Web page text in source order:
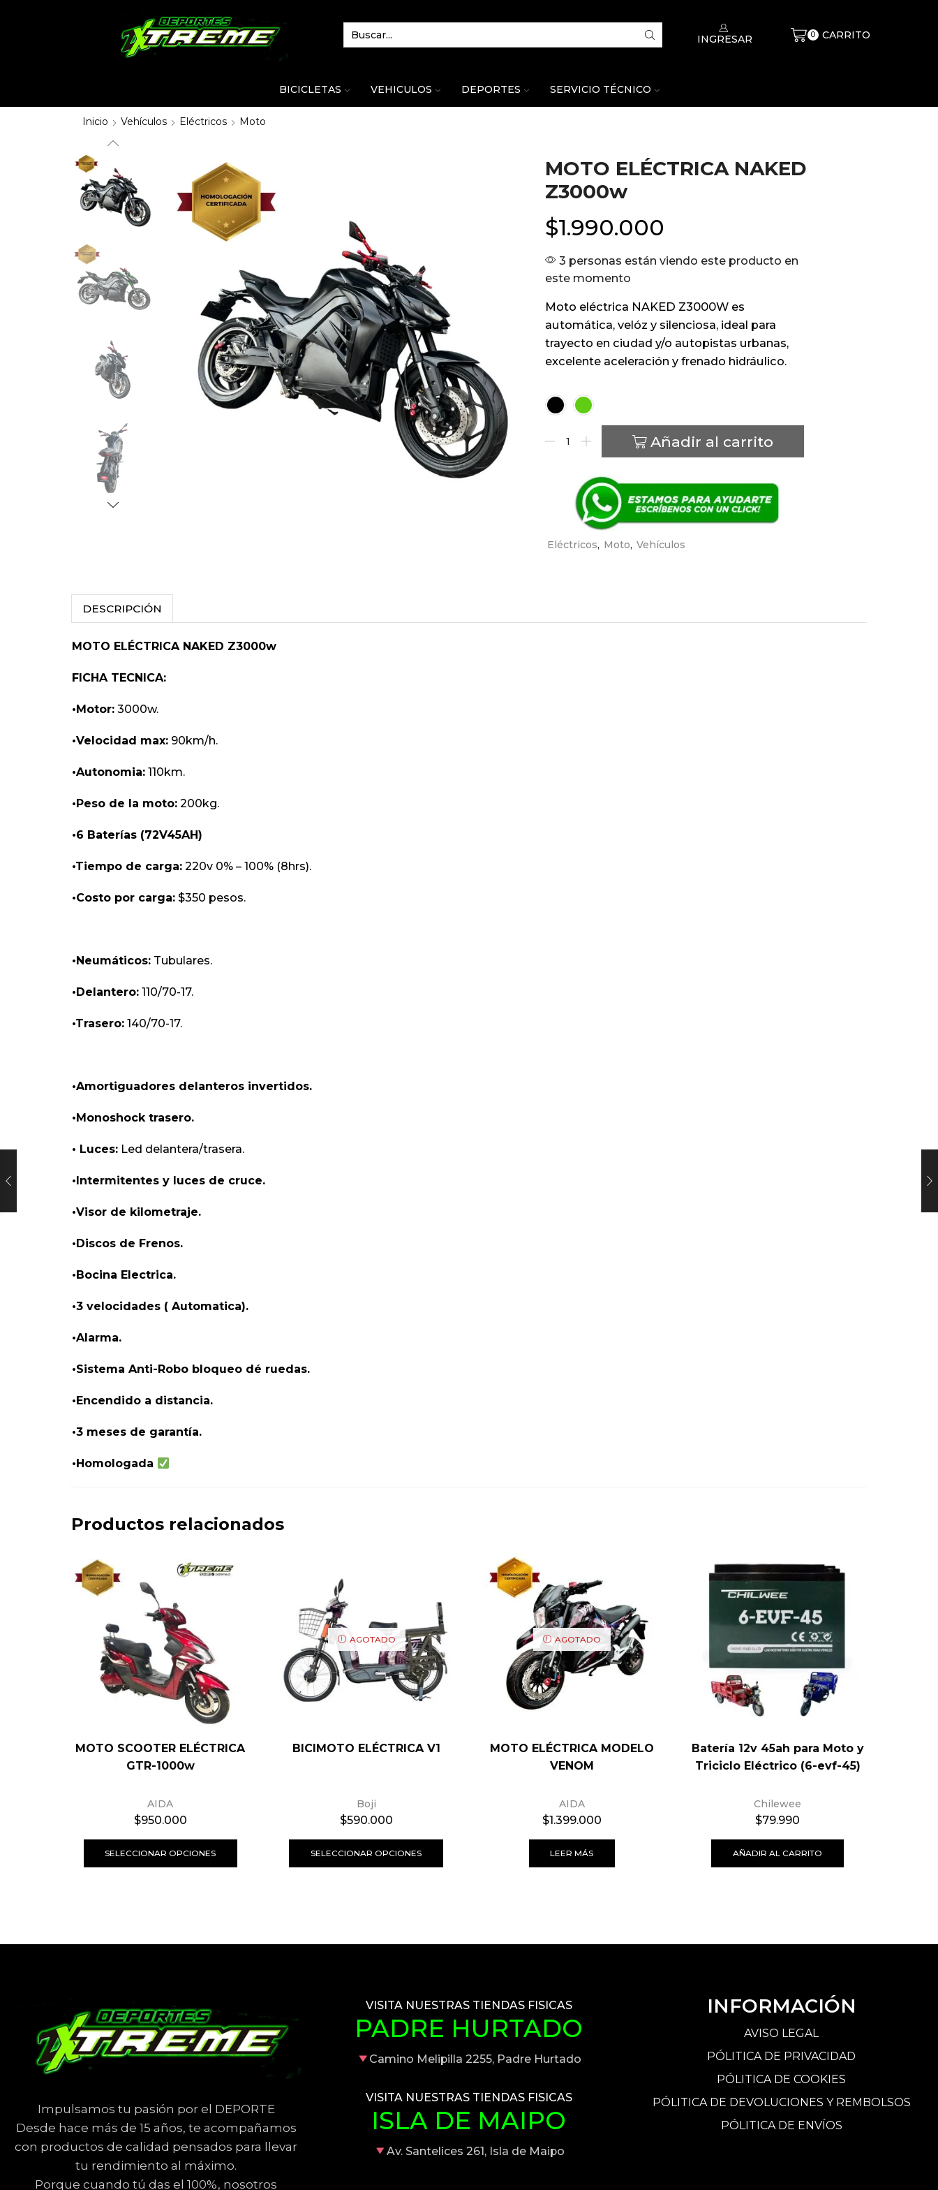
INGRESAR 0 CARRITO
BICICLETAS VEHICULOS DEPORTES SERVICIO TÉCNICO
Inicio Vehículos Eléctricos Moto
MOTO ELÉCTRICA NAKED
Z3000w
$1.990.000
3 personas están viendo este producto en
este momento
Moto eléctrica NAKED Z3000W es
automática, velóz y silenciosa, ideal para
trayecto en ciudad y/o autopistas urbanas,
excelente aceleración y frenado hidráulico.
Añadir al carrito
Eléctricos, Moto, Vehículos
DESCRIPCIÓN
MOTO ELÉCTRICA NAKED Z3000w
FICHA TECNICA:
•Motor: 3000w.
•Velocidad max: 90km/h.
•Autonomia: 110km.
•Peso de la moto: 200kg.
•6 Baterías (72V45AH)
•Tiempo de carga: 220v 0% – 100% (8hrs).
•Costo por carga: $350 pesos.
•Neumáticos: Tubulares.
•Delantero: 110/70-17.
•Trasero: 140/70-17.
•Amortiguadores delanteros invertidos.
•Monoshock trasero.
• Luces: Led delantera/trasera.
•Intermitentes y luces de cruce.
•Visor de kilometraje.
•Discos de Frenos.
•Bocina Electrica.
•3 velocidades ( Automatica).
•Alarma.
•Sistema Anti-Robo bloqueo dé ruedas.
•Encendido a distancia.
•3 meses de garantía.
•Homologada
Productos relacionados
MOTO SCOOTER ELÉCTRICA
GTR-1000w
AIDA
$950.000
SELECCIONAR OPCIONES
AGOTADO
BICIMOTO ELÉCTRICA V1
Boji
$590.000
SELECCIONAR OPCIONES
AGOTADO
MOTO ELÉCTRICA MODELO
VENOM
AIDA
$1.399.000
LEER MÁS
Batería 12v 45ah para Moto y
Triciclo Eléctrico (6-evf-45)
Chilewee
$79.990
AÑADIR AL CARRITO
Impulsamos tu pasión por el DEPORTE
Desde hace más de 15 años, te acompañamos
con productos de calidad pensados para llevar
tu rendimiento al máximo.
Porque cuando tú das el 100%, nosotros
VISITA NUESTRAS TIENDAS FISICAS
PADRE HURTADO
Camino Melipilla 2255, Padre Hurtado
VISITA NUESTRAS TIENDAS FISICAS
ISLA DE MAIPO
Av. Santelices 261, Isla de Maipo
INFORMACIÓN
AVISO LEGAL
PÓLITICA DE PRIVACIDAD
PÓLITICA DE COOKIES
PÓLITICA DE DEVOLUCIONES Y REMBOLSOS
PÓLITICA DE ENVÍOS